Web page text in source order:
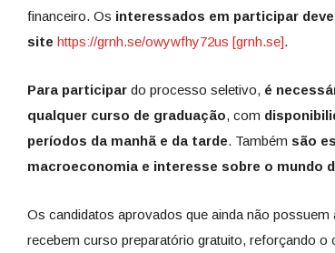
financeiro. Os interessados em participar
site https://grnh.se/owywfhy72us [grnh.se].
Para participar do processo seletivo, é
qualquer curso de graduação, com
períodos da manhã e da tarde. Também são
macroeconomia e interesse sobre o mundo
Os candidatos aprovados que ainda não
recebem curso preparatório gratuito, reforçando